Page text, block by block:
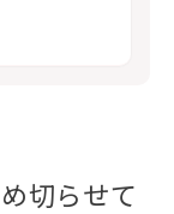
切らせて